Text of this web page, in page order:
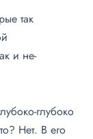
так
и не-
глубоко
Нет. В его